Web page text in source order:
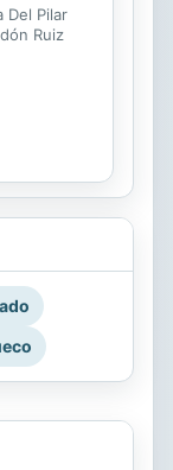
Del Pilar
Ruiz